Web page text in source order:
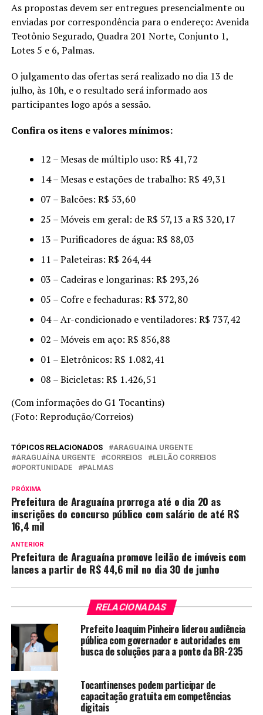
As propostas devem ser entregues presencialmente ou
enviadas por correspondência para o endereço: Avenida
Teotônio Segurado, Quadra 201 Norte, Conjunto 1,
Lotes 5 e 6, Palmas.
O julgamento das ofertas será realizado no dia 13 de
julho, às 10h, e o resultado será informado aos
participantes logo após a sessão.
Confira os itens e valores mínimos:
12 – Mesas de múltiplo uso: R$ 41,72
14 – Mesas e estações de trabalho: R$ 49,31
07 – Balcões: R$ 53,60
25 – Móveis em geral: de R$ 57,13 a R$ 320,17
13 – Purificadores de água: R$ 88,03
11 – Paleteiras: R$ 264,44
03 – Cadeiras e longarinas: R$ 293,26
05 – Cofre e fechaduras: R$ 372,80
04 – Ar-condicionado e ventiladores: R$ 737,42
02 – Móveis em aço: R$ 856,88
01 – Eletrônicos: R$ 1.082,41
08 – Bicicletas: R$ 1.426,51
(Com informações do G1 Tocantins)
(Foto: Reprodução/Correios)
TÓPICOS RELACIONADOS
ARAGUAINA URGENTE
ARAGUAÍNA URGENTE
CORREIOS
LEILÃO CORREIOS
OPORTUNIDADE
PALMAS
PRÓXIMA
Prefeitura de Araguaína prorroga até o dia 20 as
inscrições do concurso público com salário de até R$
16,4 mil
ANTERIOR
Prefeitura de Araguaína promove leilão de imóveis com
lances a partir de R$ 44,6 mil no dia 30 de junho
RELACIONADAS
Prefeito Joaquim Pinheiro liderou audiência
pública com governador e autoridades em
busca de soluções para a ponte da BR-235
Tocantinenses podem participar de
capacitação gratuita em competências
digitais